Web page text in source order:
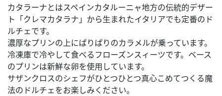
カタラーナとはスペインカタルーニャ地方の伝統的デザー
ト「クレマカタラナ」から生まれたイタリアでも定番のド
ルチェです。
濃厚なプリンの上にぱりぱりのカラメルが乗っています。
冷凍庫で冷やして食べるフローズンスィーツです。ベース
のプリンは新鮮な卵を使用しています。
サザンクロスのシェフがひとつひとつ真心こめてつくる魔
法のドルチェをお楽しみください。